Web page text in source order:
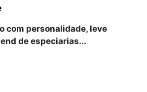
com personalidade, leve
de especiarias...